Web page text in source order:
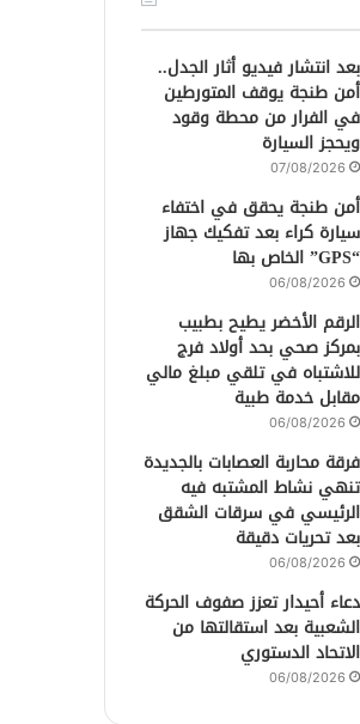
بعد انتشار فيديو أثار الجدل..
أمن طنجة يوقف المتورطين
في الفرار من محطة وقود
ويحجز السيارة
07/08/2026
أمن طنجة يحقق في اختفاء
سيارة كراء بعد تفكيك جهاز
“GPS” الخاص بها
06/08/2026
الرقم الأخضر يطيح بطبيب
بمركز صحي بحد أولاد فرج
للاشتباه في تلقي مبلغ مالي
مقابل خدمة طبية
06/08/2026
فرقة محاربة العصابات بالجديدة
تنهي نشاط المشتبه فيه
الرئيسي في سرقات الشقق
بعد تحريات دقيقة
06/08/2026
دعاء أحيدار تعزز صفوف الحركة
الشعبية بعد استقالتها من
الاتحاد الدستوري
06/08/2026